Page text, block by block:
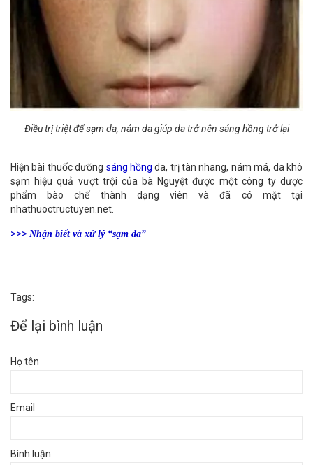
Điều trị triệt để sạm da, nám da giúp da trở nên sáng hồng trở lại
Hiện bài thuốc dưỡng sáng hồngda, trị tàn nhang, nám má, da khô
sạm hiệu quả vượt trội của bà Nguyệt được một công ty dược
phẩm bào chế thành dạng viên và đã có mặt tại
nhathuoctructuyen.net.
>>> Nhận biết và xử lý “sạm da”
Tags:
Để lại bình luận
Họ tên
Email
Bình luận